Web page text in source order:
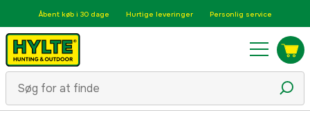
Åbent køb i 30 dage Hurtige leveringer Personlig service